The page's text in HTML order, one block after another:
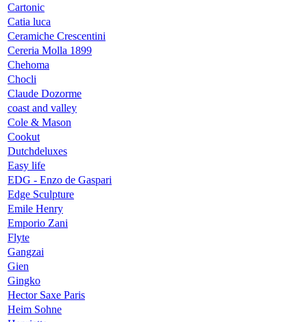
Cartonic
Catia luca
Ceramiche Crescentini
Cereria Molla 1899
Chehoma
Chocli
Claude Dozorme
coast and valley
Cole & Mason
Cookut
Dutchdeluxes
Easy life
EDG - Enzo de Gaspari
Edge Sculpture
Emile Henry
Emporio Zani
Flyte
Gangzai
Gien
Gingko
Hector Saxe Paris
Heim Sohne